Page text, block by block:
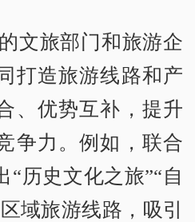
文旅部门和旅游企
打造旅游线路和产
、优势互补，提升
争力。例如，联合
“历史文化之旅”“自
域旅游线路，吸引